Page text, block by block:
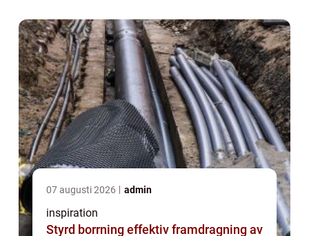
regelb...
07 augusti 2026 admin
inspiration
Styrd borrning effektiv framdragning av